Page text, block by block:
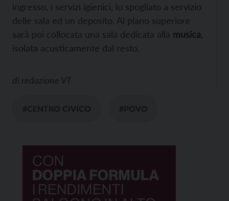
ingresso, i servizi igienici, lo spogliato a servizio
delle sala ed un deposito. Al piano superiore
sarà poi collocata una sala dedicata alla musica,
isolata acusticamente dal resto.
di redazione VT
#CENTRO CIVICO #POVO